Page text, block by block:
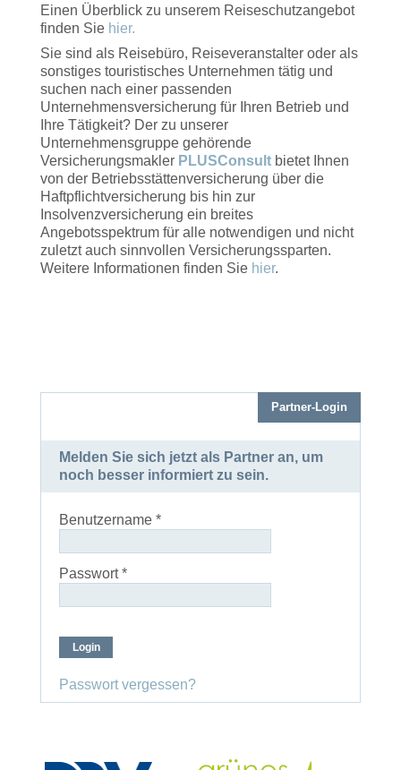
Einen Überblick zu unserem Reiseschutzangebot
finden Sie hier.
Sie sind als Reisebüro, Reiseveranstalter oder als
sonstiges touristisches Unternehmen tätig und
suchen nach einer passenden
Unternehmensversicherung für Ihren Betrieb und
Ihre Tätigkeit? Der zu unserer
Unternehmensgruppe gehörende
Versicherungsmakler PLUSConsult bietet Ihnen
von der Betriebsstättenversicherung über die
Haftpflichtversicherung bis hin zur
Insolvenzversicherung ein breites
Angebotsspektrum für alle notwendigen und nicht
zuletzt auch sinnvollen Versicherungssparten.
Weitere Informationen finden Sie hier.
Partner-Login
Melden Sie sich jetzt als Partner an, um
noch besser informiert zu sein.
Benutzername *
Passwort*
Passwort vergessen?